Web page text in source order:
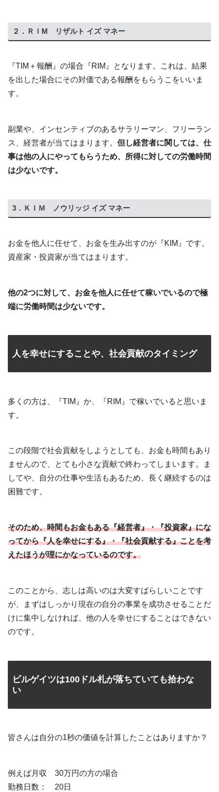
２．ＲＩМ リザルト イズ マネー
『TIM＋報酬』の場合『RIM』となります。これは、結果
を出した場合にその対価である報酬をもらうこをいいま
す。
副業や、インセンティブのあるサラリーマン、フリーラン
ス、経営者が当てはまります。 但し経営者に関しては、仕
事は他の人にやってもらうため、所得に対しての労働時間
は少ないです。
3．ＫＩＭ ノウリッジ イズ マネー
お金を他人に任せて、お金を生み出すのが『KIM』です。
資産家・投資家が当てはまります。
他の2つに対して、お金を他人に任せて稼いでいるので極
端に労働時間は少ないです。
人を幸せにすることや、社会貢献のタイミング
多くの方は、『TIM』か、『RIM』で稼いでいると思いま
す。
この段階で社会貢献をしようとしても、お金も時間もあり
ませんので、とても小さな貢献で終わってしまいます。ま
してや、自分の仕事や生活もあるため、長く継続するのは
困難です。
そのため、時間もお金もある『経営者』・『投資家』にな
ってから『人を幸せにする』・『社会貢献する』ことを考
えたほうが理にかなっているのです。
このことから、志しは高いのは大変すばらしいことです
が、まずはしっかり現在の自分の事業を成功させることだ
けに集中しなければ、他の人を幸せにすることはできない
のです。
ビルゲイツは100ドル札が落ちていても拾わな
い
皆さんは自分の1秒の価値を計算したことはありますか？
例えば月収 30万円の方の場合
勤務日数： 20日